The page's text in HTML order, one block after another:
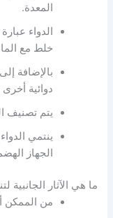
المعدة.
الدواء
خلط مع
بالإضافة
دوائية
يتم تصنيف
ينتمي
الجهاز
ما هي الآثار
من الممكن